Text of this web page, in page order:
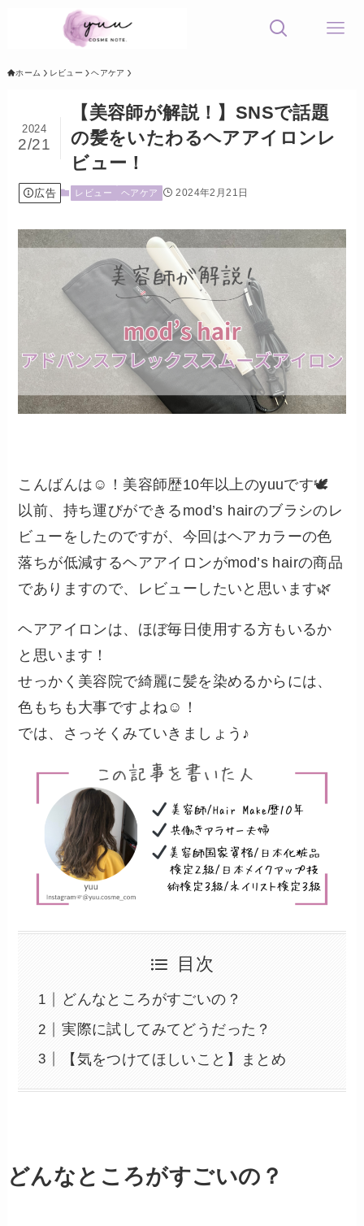
ホーム レビュー ヘアケア
【美容師が解説！】SNSで話題
の髪をいたわるヘアアイロンレ
ビュー！
2024
2/21
広告 レビュー ヘアケア 2024年2月21日
こんばんは☺️！美容師歴10年以上のyuuです🕊️
以前、持ち運びができるmod’s hairのブラシのレ
ビューをしたのですが、今回はヘアカラーの色
落ちが低減するヘアアイロンがmod’s hairの商品
でありますので、レビューしたいと思います🌿
ヘアアイロンは、ほぼ毎日使用する方もいるか
と思います！
せっかく美容院で綺麗に髪を染めるからには、
色もちも大事ですよね☺️！
では、さっそくみていきましょう♪
目次
どんなところがすごいの？
実際に試してみてどうだった？
【気をつけてほしいこと】まとめ
どんなところがすごいの？